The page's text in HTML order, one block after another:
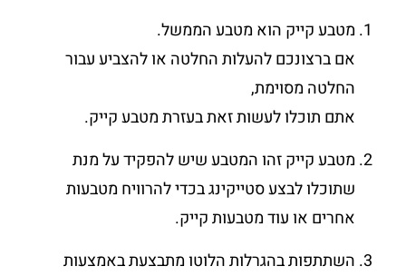
מטבע קייק הוא מטבע הממשל.
אם ברצונכם להעלות החלטה או להצביע עבור
החלטה מסוימת,
אתם תוכלו לעשות זאת בעזרת מטבע קייק.
מטבע קייק זהו המטבע שיש להפקיד על מנת
שתוכלו לבצע סטייקינג בכדי להרוויח מטבעות
אחרים או עוד מטבעות קייק.
השתתפות בהגרלות הלוטו מתבצעת באמצעות